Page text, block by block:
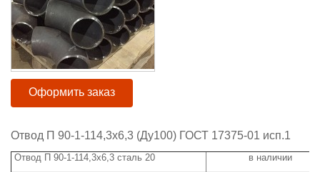
Оформить заказ
Отвод П 90-1-114,3x6,3 (Ду100) ГОСТ 17375-01 исп.1
Отвод П 90-1-114,3x6,3 сталь 20
в наличии